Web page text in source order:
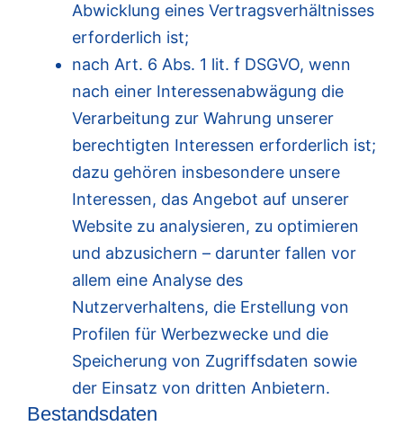
Abwicklung eines Vertragsverhältnisses
erforderlich ist;
nach Art. 6 Abs. 1 lit. f DSGVO, wenn
nach einer Interessenabwägung die
Verarbeitung zur Wahrung unserer
berechtigten Interessen erforderlich ist;
dazu gehören insbesondere unsere
Interessen, das Angebot auf unserer
Website zu analysieren, zu optimieren
und abzusichern – darunter fallen vor
allem eine Analyse des
Nutzerverhaltens, die Erstellung von
Profilen für Werbezwecke und die
Speicherung von Zugriffsdaten sowie
der Einsatz von dritten Anbietern.
Bestandsdaten